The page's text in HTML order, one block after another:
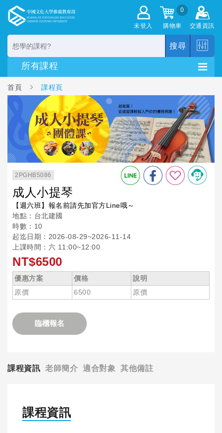
未登入
0
購物車 交通資訊
搜尋
首頁 課程頁
2PGHB5086
成人小提琴
【週六班】報名前請先加官方Line哦～
地點：台北建國
時數：10
起迄日期：2026-08-29~2026-11-14
上課時間：六 11:00~12:00
NT$6500
優惠方案 價格
說明
原價
6500 原價
臨櫃報名
課程資訊 老師簡介 適合對象 其他備註
課程資訊